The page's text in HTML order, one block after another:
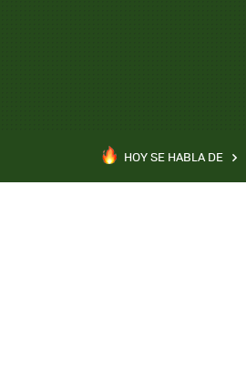
HOY SE HABLA DE